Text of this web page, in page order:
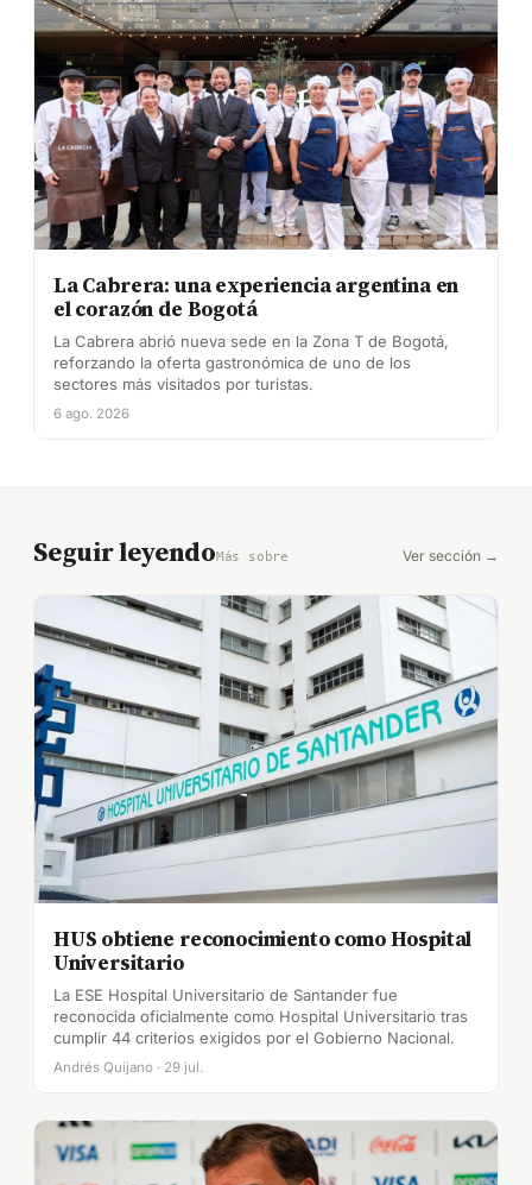
La Cabrera: una experiencia argentina en
el corazón de Bogotá
La Cabrera abrió nueva sede en la Zona T de Bogotá,
reforzando la oferta gastronómica de uno de los
sectores más visitados por turistas.
6 ago. 2026
Seguir leyendoMás sobre Ver sección →
HUS obtiene reconocimiento como Hospital
Universitario
La ESE Hospital Universitario de Santander fue
reconocida oficialmente como Hospital Universitario tras
cumplir 44 criterios exigidos por el Gobierno Nacional.
Andrés Quijano · 29 jul.